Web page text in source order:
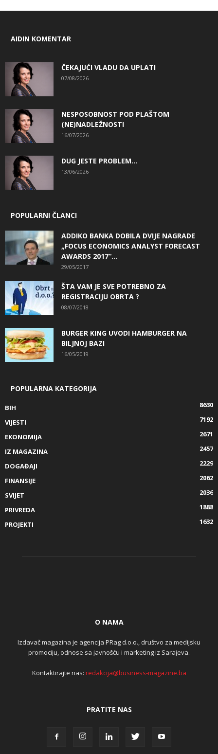
AIDIN KOMENTAR
ČEKAJUĆI VLADU DA UPLATI
07/08/2026
NESPOSOBNOST POD PLAŠTOM
(NE)NADLEŽNOSTI
16/07/2026
DUG JESTE PROBLEM…
13/06/2026
POPULARNI ČLANCI
ADDIKO BANKA DOBILA DVIJE NAGRADE
„FOCUS ECONOMICS ANALYST FORECAST
AWARDS 2017“...
29/05/2017
ŠTA VAM JE SVE POTREBNO ZA
REGISTRACIJU OBRTA ?
08/07/2018
BURGER KING UVODI HAMBURGER NA
BILJNOJ BAZI
16/05/2019
POPULARNA KATEGORIJA
BIH
8630
VIJESTI
7192
EKONOMIJA
2671
IZ MAGAZINA
2457
DOGAĐAJI
2229
FINANSIJE
2062
SVIJET
2036
PRIVREDA
1888
PROJEKTI
1632
O NAMA
Izdavač magazina je agencija PRag d.o.o., društvo za medijsku
promociju, odnose sa javnošću i marketing iz Sarajeva.
Kontaktirajte nas: redakcija@business-magazine.ba
PRATITE NAS